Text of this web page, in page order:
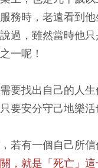
務時，老遠看到
過，雖然當時他
一呢！
要找出自己的人
要安分守己地樂活
若有一個自己所
，就是「死亡」